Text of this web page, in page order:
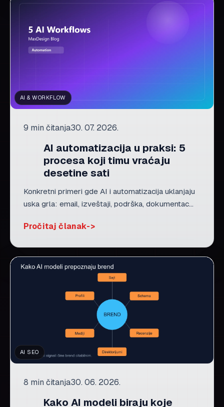
AI & WORKFLOW
9 min čitanja30. 07. 2026.
AI automatizacija u praksi: 5
procesa koji timu vraćaju
desetine sati
Konkretni primeri gde AI i automatizacija uklanjaju
uska grla: email, izveštaji, podrška, dokumentac...
Pročitaj članak
AI SEO
8 min čitanja30. 06. 2026.
Kako AI modeli biraju koje